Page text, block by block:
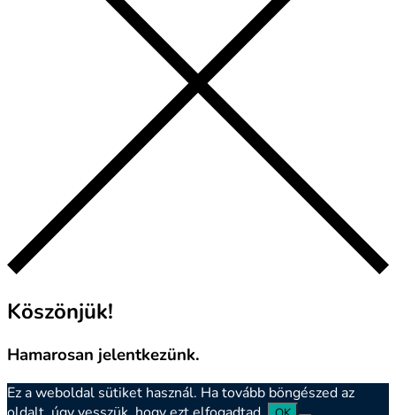
Köszönjük!
Hamarosan jelentkezünk.
Ez a weboldal sütiket használ. Ha tovább böngészed az